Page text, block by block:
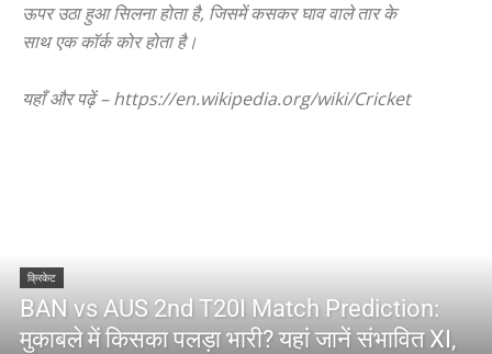
ऊपर उठा हुआ सिलना होता है, जिसमें कसकर घाव वाले तार के
साथ एक कॉर्क कोर होता है।
यहाँ और पढ़ें – https://en.wikipedia.org/wiki/Cricket
क्रिकेट
BAN vs AUS 2nd T20I Match Prediction:
मुकाबले में किसका पलड़ा भारी? यहां जानें संभावित XI,